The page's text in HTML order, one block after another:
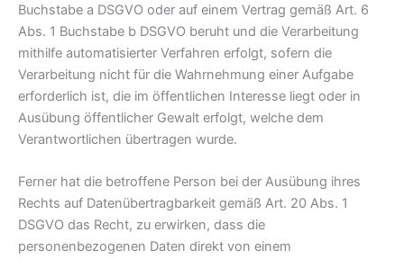
Buchstabe a DSGVO oder auf einem Vertrag gemäß Art. 6
Abs. 1 Buchstabe b DSGVO beruht und die Verarbeitung
mithilfe automatisierter Verfahren erfolgt, sofern die
Verarbeitung nicht für die Wahrnehmung einer Aufgabe
erforderlich ist, die im öffentlichen Interesse liegt oder in
Ausübung öffentlicher Gewalt erfolgt, welche dem
Verantwortlichen übertragen wurde.
Ferner hat die betroffene Person bei der Ausübung ihres
Rechts auf Datenübertragbarkeit gemäß Art. 20 Abs. 1
DSGVO das Recht, zu erwirken, dass die
personenbezogenen Daten direkt von einem